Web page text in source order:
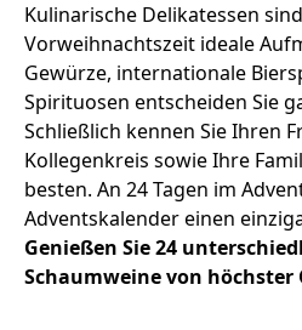
Kulinarische Delikatessen
Vorweihnachtszeit ideale
Gewürze, internationale
Spirituosen entscheiden Sie
Schließlich kennen Sie Ihren
Kollegenkreis sowie Ihre
besten. An 24 Tagen im
Adventskalender einen
Genießen Sie 24
Schaumweine von